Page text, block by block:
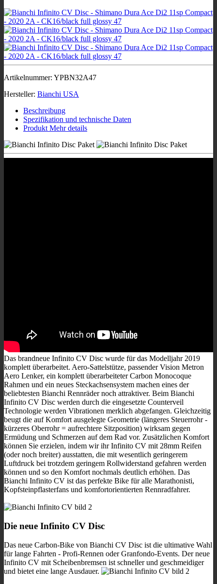
Artikelnummer: YPBN32A47
Hersteller: Bianchi USA
Beschreibung
Spezifikation und technische Daten
Produkt Mehr details
Das brandneue Infinito CV Disc wurde für das Modelljahr 2019
komplett überarbeitet. Aero-Sattelstütze, passender Vision Metron
Aero Lenker, ein komplett überarbeiteter Carbon Monocoque
Rahmen und ein neues Steckachsensystem machen eines der
beliebtesten Bianchi Rennräder noch attraktiver. Beim Bianchi
Infinito CV Disc werden durch die eingesetzte Counterveil
Technologie werden Vibrationen merklich abgefangen. Gleichzeitig
beugt die auf Komfort ausgelegte Geometrie (längeres Steuerrohr -
kürzeres Oberrohr = aufrechtere Sitzposition) wirksam gegen
Ermüdung und Schmerzen auf dem Rad vor. Zusätzlichen Komfort
können Sie erzielen, indem wir ihr Infinito CV mit 28mm Reifen
(oder noch breiter) ausstatten, die mit wesentlich geringerem
Luftdruck bei trotzdem geringem Rollwiderstand gefahren werden
können und so den Komfort nochmals deutlich erhöhen. Das
Bianchi Infinito CV ist das perfekte Bike für alle Marathonisti,
Kopfsteinpflasterfans und komfortorientierten Rennradfahrer.
Die neue Infinito CV Disc
Das neue Carbon-Bike von Bianchi CV Disc ist die ultimative Wahl
für lange Fahrten - Profi-Rennen oder Granfondo-Events. Der neue
Infinito CV mit Scheibenbremsen ist schneller und geschmeidiger
und bietet eine lange Ausdauer.